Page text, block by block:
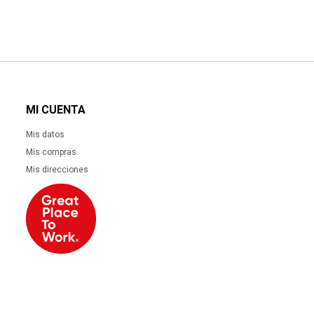
MI CUENTA
Mis datos
Mis compras
Mis direcciones